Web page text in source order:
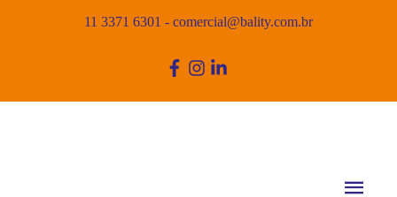
11 3371 6301 - comercial@bality.com.br